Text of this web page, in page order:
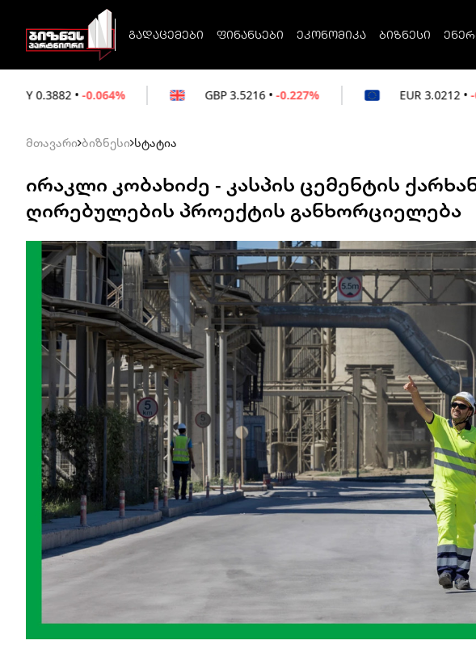
გადაცემები ფინანსები ეკონომიკა ბიზნესი
GBP • -0.227% EUR • -0.172%
მთავარი ბიზნესი სტატია
ირაკლი კობახიძე - კასპის ცემენტის
ღირებულების პროექტის განხორციელება